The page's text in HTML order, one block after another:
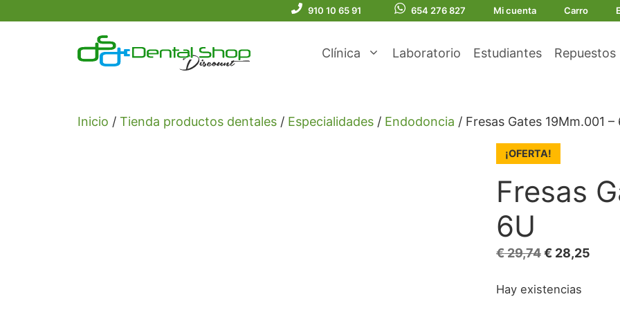
910 10 65 91 654 276 827 Mi cuenta Carro
Clínica Laboratorio Estudiantes Repuestos
Inicio / Tienda productos dentales / Especialidades / Endodoncia / Fresas Gates 19Mm.001 –
¡OFERTA!
Fresas
6U
€29,74 El
original
€ 28,25El
Hay existencias